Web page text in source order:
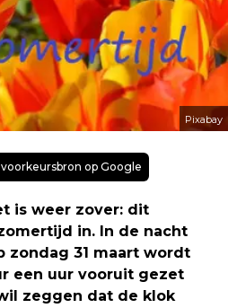
Pixabay
op Google
is weer zover: dit
in. In de nacht
zondag 31 maart wordt
een uur vooruit gezet
zeggen dat de klok